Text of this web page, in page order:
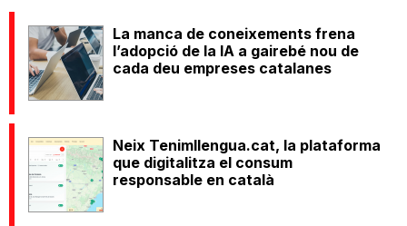
La manca de coneixements frena
l’adopció de la IA a gairebé nou de
cada deu empreses catalanes
Neix Tenimllengua.cat, la plataforma
que digitalitza el consum
responsable en català